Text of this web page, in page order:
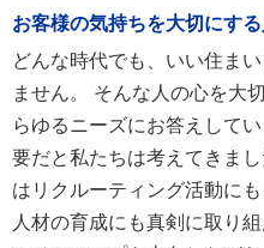
お客様の気持ちを大切にする
どんな時代でも、いい住ま
ません。 そんな人の心を大
らゆるニーズにお答えして
要だと私たちは考えてきま
はリクルーティング活動に
人材の育成にも真剣に取り